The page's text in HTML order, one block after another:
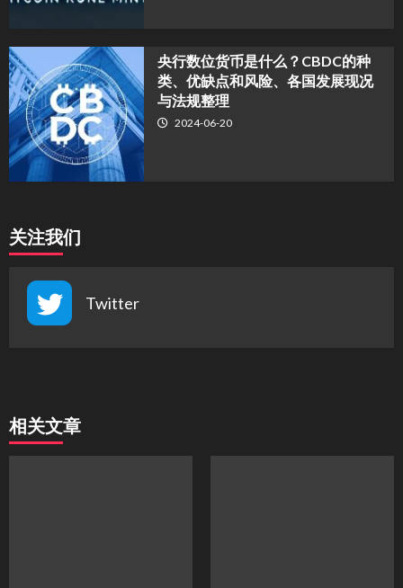
央行数位货币是什么？CBDC的种
类、优缺点和风险、各国发展现况
与法规整理
2024-06-20
关注我们
Twitter
相关文章